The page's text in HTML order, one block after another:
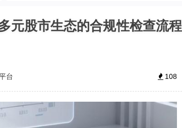
元股市生态的合规性检查流程
台 108